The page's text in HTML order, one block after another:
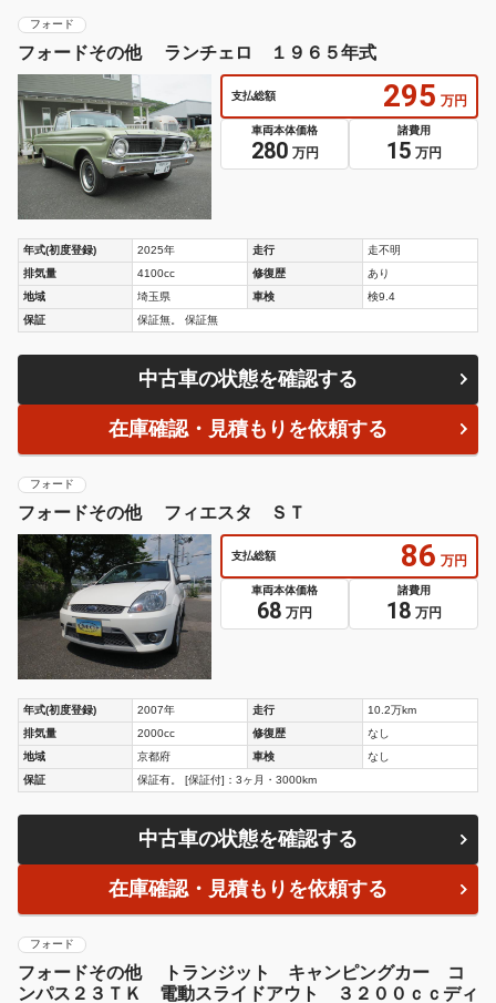
フォード
フォードその他 ランチェロ １９６５年式
支払総額 295 万円
車両本体価格
280 万円
諸費用
15 万円
年式(初度登録) 2025年 走行
走不明
排気量
4100cc 修復歴
あり
地域
埼玉県 車検
検9.4
保証
保証無。 保証無
中古車の状態を確認する
在庫確認・見積もりを依頼する
フォード
フォードその他 フィエスタ ＳＴ
支払総額 86 万円
車両本体価格
68 万円
諸費用
18 万円
年式(初度登録) 2007年 走行
10.2万km
排気量
2000cc 修復歴
なし
地域
京都府 車検
なし
保証
保証有。 [保証付]：3ヶ月・3000km
中古車の状態を確認する
在庫確認・見積もりを依頼する
フォード
フォードその他 トランジット キャンピングカー コ
ンパス２３ＴＫ 電動スライドアウト ３２００ｃｃディ